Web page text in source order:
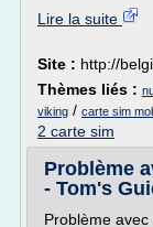
Lire la suite
Site : http://
Thèmes liés :
viking / carte sim
2 carte sim
Problème
- Tom's
Problème